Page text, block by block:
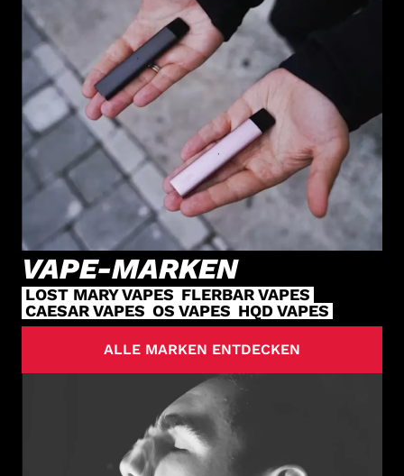
VAPE-MARKEN
LOST MARY VAPES FLERBAR VAPES
CAESAR VAPES OS VAPES HQD VAPES
ALLE MARKEN ENTDECKEN